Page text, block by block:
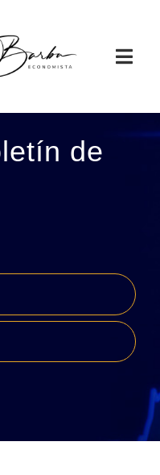
de